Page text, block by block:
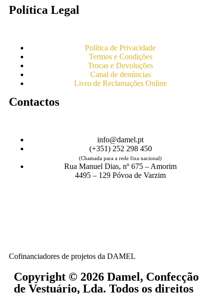
Política Legal
Política de Privacidade
Termos e Condições
Trocas e Devoluções
Canal de denúncias
Livro de Reclamações Online
Contactos
info@damel.pt
(+351) 252 298 450
(Chamada para a rede fixa nacional)
Rua Manuel Dias, nº 675 – Amorim
4495 – 129 Póvoa de Varzim
Cofinanciadores de projetos da DAMEL
Copyright © 2026 Damel, Confecção
de Vestuário, Lda. Todos os direitos